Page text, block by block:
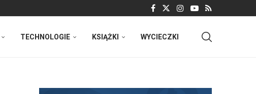
TECHNOLOGIE KSIĄŻKI WYCIECZKI